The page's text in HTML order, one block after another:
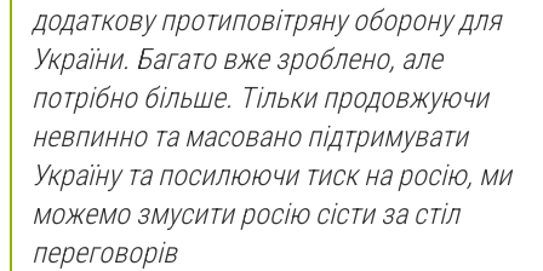
додаткову протиповітряну оборону для
України. Багато вже зроблено, але
потрібно більше. Тільки продовжуючи
невпинно та масовано підтримувати
Україну та посилюючи тиск на росію, ми
можемо змусити росію сісти за стіл
переговорів